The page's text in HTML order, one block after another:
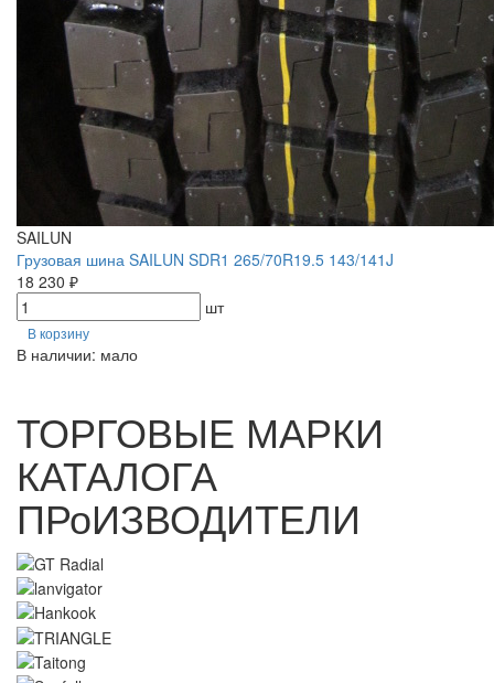
SAILUN
Грузовая шина SAILUN SDR1 265/70R19.5 143/141J
18 230 ₽
шт
В корзину
В наличии: мало
ТОРГОВЫЕ МАРКИ
КАТАЛОГА
ПРоИЗВОДИТЕЛИ